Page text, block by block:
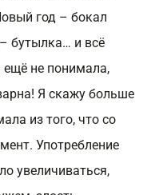
год – бокал
бутылка… и всё
ещё не понимала,
Я скажу больше
из того, что со
Употребление
увеличиваться,